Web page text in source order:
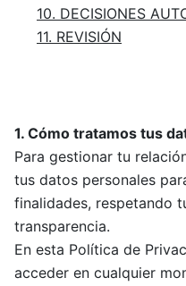
10. DECISIONES
11. REVISIÓN
1. Cómo tratamos tus
Para gestionar tu
tus datos personales
finalidades, respetando
transparencia.
En esta Política de
acceder en cualquier